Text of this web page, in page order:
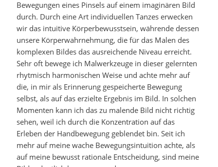
Bewegungen eines Pinsels auf einem imaginären Bild
durch. Durch eine Art individuellen Tanzes erwecken
wir das intuitive Körperbewusstsein, währende dessen
unsere Körperwahrnehmung, die für das Malen des
komplexen Bildes das ausreichende Niveau erreicht.
Sehr oft bewege ich Malwerkzeuge in dieser gelernten
rhytmisch harmonischen Weise und achte mehr auf
die, in mir als Erinnerung gespeicherte Bewegung
selbst, als auf das erzielte Ergebnis im Bild. In solchen
Momenten kann ich das zu malende Bild nicht richtig
sehen, weil ich durch die Konzentration auf das
Erleben der Handbewegung geblendet bin. Seit ich
mehr auf meine wache Bewegungsintuition achte, als
auf meine bewusst rationale Entscheidung, sind meine